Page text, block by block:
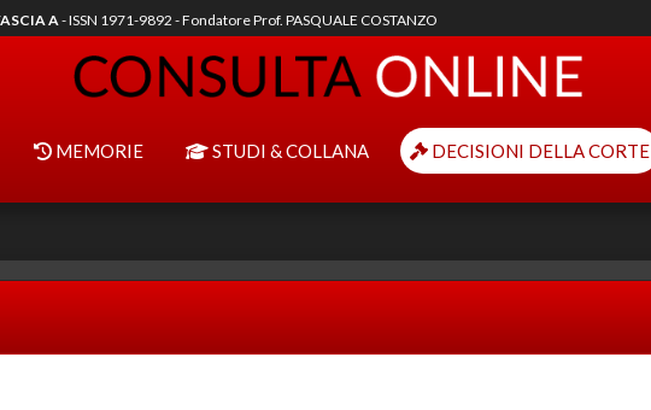
A- ISSN 1971-9892 - Fondatore Prof. PASQUALE COSTANZO
MEMORIE STUDI & COLLANA DECISIONI DELLA CORTE